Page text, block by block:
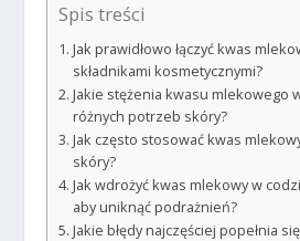
Spis treści
Jak prawidłowo łączyć kwas
składnikami kosmetycznymi?
Jakie stężenia kwasu mlekowego
różnych potrzeb skóry?
Jak często stosować kwas
skóry?
Jak wdrożyć kwas mlekowy w
aby uniknąć podrażnień?
Jakie błędy najczęściej popełnia